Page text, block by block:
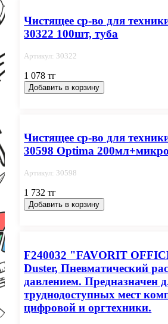
Чистящее ср-во для
30322 100шт, туба
Артикул: 30322
1 078 тг
Добавить в корзину
Чистящее ср-во для
30598 Optima
Артикул: 30598
1 732 тг
Добавить в корзину
F240032 "FAVORIT
Duster, Пневматический
давлением. Предназначен
труднодоступных мест
цифровой и оргтехники.